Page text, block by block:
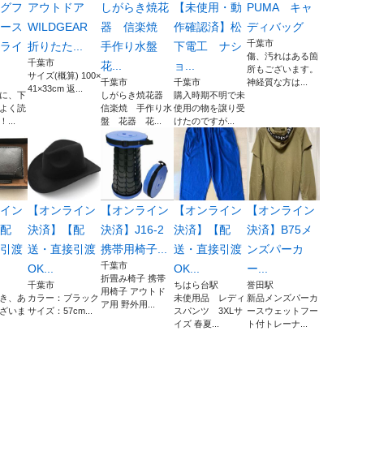
フ
ス
イ
、下
く読
...
アウトドア
WILDGEAR
折りたた...
千葉市
サイズ(概算) 100×
41×33cm 返...
しがらき焼花
器 信楽焼
手作り水盤
花...
千葉市
しがらき焼花器
信楽焼 手作り水
盤 花器 花...
【未使用・動
作確認済】松
下電工 ナシ
ョ...
千葉市
購入時期不明で未
使用の物を譲り受
けたのですが...
PUMA キャ
ディバッグ
千葉市
傷、汚れはある箇
所もございます。
神経質な方は...
ン
渡
、あ
いま
【オンライン
決済】【配
送・直接引渡
OK...
千葉市
カラー：ブラック
サイズ：57cm...
【オンライン
決済】J16-2
携帯用椅子...
千葉市
折畳み椅子 携帯
用椅子 アウトド
ア用 野外用...
【オンライン
決済】【配
送・直接引渡
OK...
ちはら台駅
未使用品 レディ
スパンツ 3XLサ
イズ 春夏...
【オンライン
決済】B75メ
ンズパーカ
ー...
誉田駅
新品メンズパーカ
ースウェットフー
ト付トレーナ...